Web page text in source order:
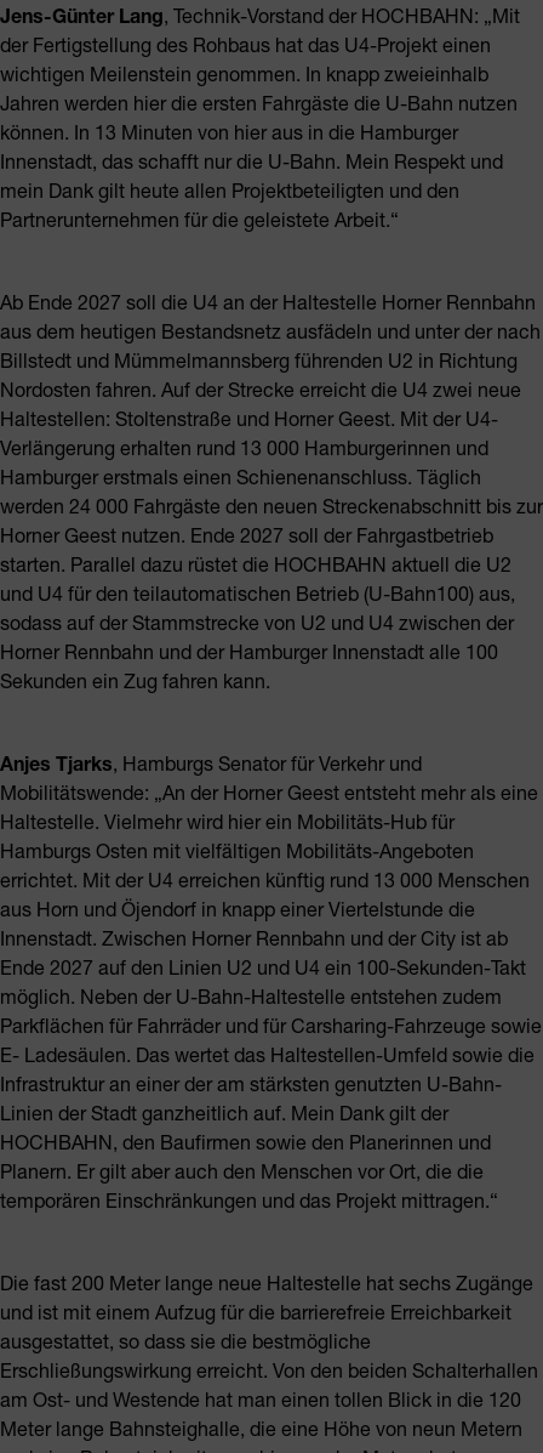
Jens-Günter Lang, Technik-Vorstand der HOCHBAHN: „Mit
der Fertigstellung des Rohbaus hat das U4-Projekt einen
wichtigen Meilenstein genommen. In knapp zweieinhalb
Jahren werden hier die ersten Fahrgäste die U-Bahn nutzen
können. In 13 Minuten von hier aus in die Hamburger
Innenstadt, das schafft nur die U-Bahn. Mein Respekt und
mein Dank gilt heute allen Projektbeteiligten und den
Partnerunternehmen für die geleistete Arbeit.“
Ab Ende 2027 soll die U4 an der Haltestelle Horner Rennbahn
aus dem heutigen Bestandsnetz ausfädeln und unter der nach
Billstedt und Mümmelmannsberg führenden U2 in Richtung
Nordosten fahren. Auf der Strecke erreicht die U4 zwei neue
Haltestellen: Stoltenstraße und Horner Geest. Mit der U4-
Verlängerung erhalten rund 13 000 Hamburgerinnen und
Hamburger erstmals einen Schienenanschluss. Täglich
werden 24 000 Fahrgäste den neuen Streckenabschnitt bis zur
Horner Geest nutzen. Ende 2027 soll der Fahrgastbetrieb
starten. Parallel dazu rüstet die HOCHBAHN aktuell die U2
und U4 für den teilautomatischen Betrieb (U-Bahn100) aus,
sodass auf der Stammstrecke von U2 und U4 zwischen der
Horner Rennbahn und der Hamburger Innenstadt alle 100
Sekunden ein Zug fahren kann.
Anjes Tjarks, Hamburgs Senator für Verkehr und
Mobilitätswende: „An der Horner Geest entsteht mehr als eine
Haltestelle. Vielmehr wird hier ein Mobilitäts-Hub für
Hamburgs Osten mit vielfältigen Mobilitäts-Angeboten
errichtet. Mit der U4 erreichen künftig rund 13 000 Menschen
aus Horn und Öjendorf in knapp einer Viertelstunde die
Innenstadt. Zwischen Horner Rennbahn und der City ist ab
Ende 2027 auf den Linien U2 und U4 ein 100-Sekunden-Takt
möglich. Neben der U-Bahn-Haltestelle entstehen zudem
Parkflächen für Fahrräder und für Carsharing-Fahrzeuge sowie
E- Ladesäulen. Das wertet das Haltestellen-Umfeld sowie die
Infrastruktur an einer der am stärksten genutzten U-Bahn-
Linien der Stadt ganzheitlich auf. Mein Dank gilt der
HOCHBAHN, den Baufirmen sowie den Planerinnen und
Planern. Er gilt aber auch den Menschen vor Ort, die die
temporären Einschränkungen und das Projekt mittragen.“
Die fast 200 Meter lange neue Haltestelle hat sechs Zugänge
und ist mit einem Aufzug für die barrierefreie Erreichbarkeit
ausgestattet, so dass sie die bestmögliche
Erschließungswirkung erreicht. Von den beiden Schalterhallen
am Ost- und Westende hat man einen tollen Blick in die 120
Meter lange Bahnsteighalle, die eine Höhe von neun Metern